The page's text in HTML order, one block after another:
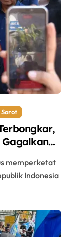
Sorot
Gagalkan
Indonesia